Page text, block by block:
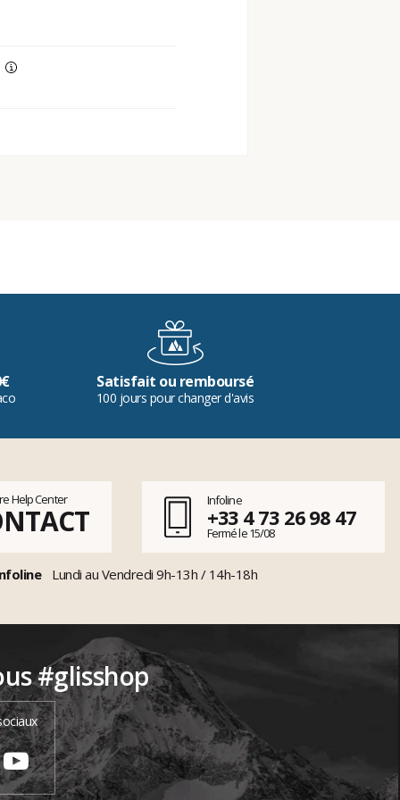
Satisfait ou remboursé
100 jours pour changer d'avis
Help Center Infoline
+33 4 73 26 98 47
Fermé le 15/08
Lundi au Vendredi 9h-13h / 14h-18h
#glisshop